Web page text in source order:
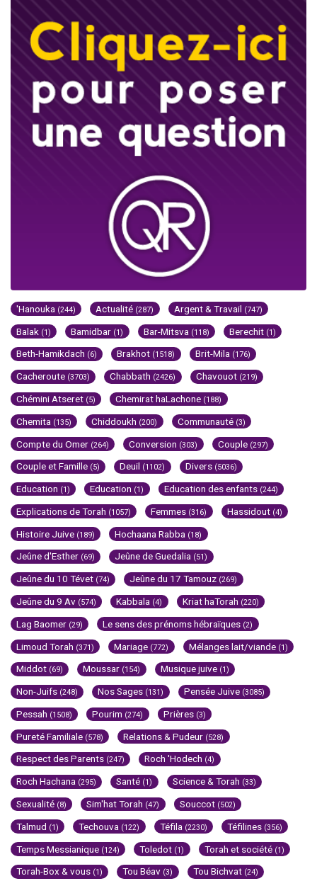
'Hanouka (244) Actualité (287) Argent & Travail (747)
Balak (1) Bamidbar (1) Bar-Mitsva (118) Berechit (1)
Beth-Hamikdach (6) Brakhot (1518) Brit-Mila (176)
Cacheroute (3703) Chabbath (2426) Chavouot (219)
Chémini Atseret (5) Chemirat haLachone (188)
Chemita (135) Chiddoukh (200) Communauté (3)
Compte du Omer (264) Conversion (303) Couple (297)
Couple et Famille (5) Deuil (1102) Divers (5036)
Education (1) Education (1) Education des enfants (244)
Explications de Torah (1057) Femmes (316) Hassidout (4)
Histoire Juive (189) Hochaana Rabba (18)
Jeûne d'Esther (69) Jeûne de Guedalia (51)
Jeûne du 10 Tévet (74) Jeûne du 17 Tamouz (269)
Jeûne du 9 Av (574) Kabbala (4) Kriat haTorah (220)
Lag Baomer (29) Le sens des prénoms hébraïques (2)
Limoud Torah (371) Mariage (772) Mélanges lait/viande (1)
Middot (69) Moussar (154) Musique juive (1)
Non-Juifs (248) Nos Sages (131) Pensée Juive (3085)
Pessah (1508) Pourim (274) Prières (3)
Pureté Familiale (578) Relations & Pudeur (528)
Respect des Parents (247) Roch 'Hodech (4)
Roch Hachana (295) Santé (1) Science & Torah (33)
Sexualité (8) Sim'hat Torah (47) Souccot (502)
Talmud (1) Techouva (122) Téfila (2230) Téfilines (356)
Temps Messianique (124) Toledot (1) Torah et société (1)
Torah-Box & vous (1) Tou Béav (3) Tou Bichvat (24)